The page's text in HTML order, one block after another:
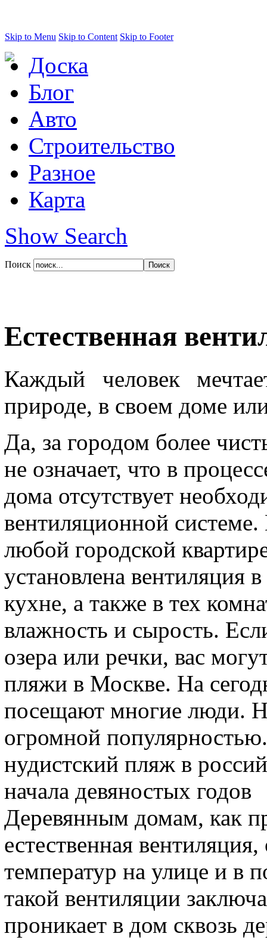
Skip to Menu Skip to Content Skip to Footer
Доска
Блог
Авто
Строительство
Разное
Карта
Show Search
Поиск
Естественная
Каждый человек
природе, в своем доме
Да, за городом более
не означает, что в
дома отсутствует
вентиляционной
любой городской
установлена вентиляция
кухне, а также в тех
влажность и сырость.
озера или речки, вас
пляжи в Москве. На
посещают многие люди.
огромной
нудистский пляж в
начала девяностых годов
Деревянным домам, как
естественная
температур на улице и в
такой вентиляции
проникает в дом сквозь